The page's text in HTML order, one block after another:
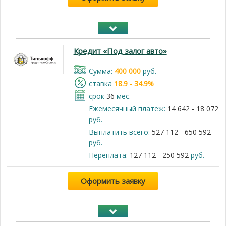
Кредит «Под залог авто»
Cумма: 400 000руб.
cтавка 18.9 - 34.9%
срок 36 мес.
Ежемесячный платеж: 14 642 - 18 072
руб.
Выплатить всего: 527 112 - 650 592
руб.
Переплата: 127 112 - 250 592руб.
Оформить заявку